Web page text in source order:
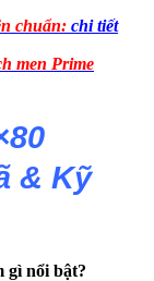
chuẩn: chi tiết
men Prime
& Kỹ
gì nổi bật?